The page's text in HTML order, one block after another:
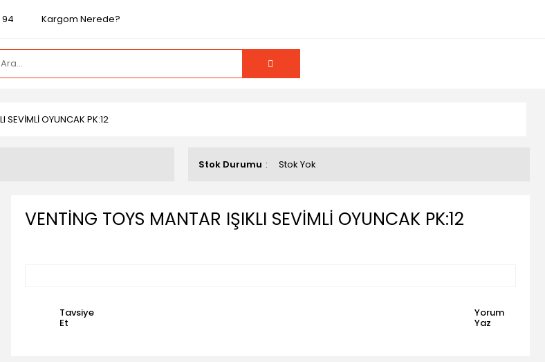
94 Kargom Nerede?
SEVİMLİ OYUNCAK PK:12
Stok Durumu Stok Yok
VENTİNG TOYS MANTAR IŞIKLI SEVİMLİ OYUNCAK PK:12
Tavsiye
Et
Yorum
Yaz